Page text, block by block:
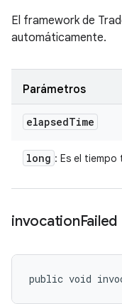
El framework de
automáticamente.
Parámetros
elapsedTime
long : Es el tiempo
invocationFailed
public void